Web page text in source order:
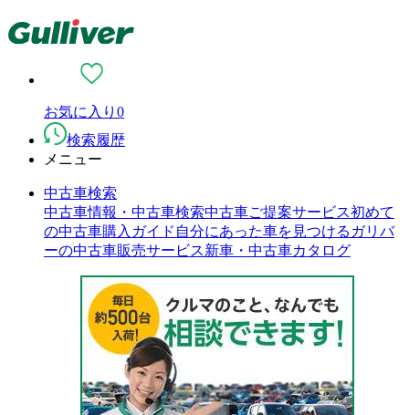
お気に入り 0
検索履歴
メニュー
中古車検索
中古車情報・中古車検索中古車ご提案サービス初めて
の中古車購入ガイド 自分にあった車を見つける ガリバ
ーの中古車販売サービス新車・中古車カタログ